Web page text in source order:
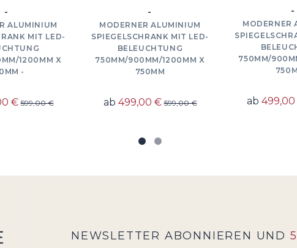
-
ALUMINIUM
MIT LED-
1200MM X
-
€ 599,00 €
-
MODERNER ALUMINIUM
SPIEGELSCHRANK MIT LED-
BELEUCHTUNG
750MM/900MM/1200MM X
750MM
ab 499,00 € 599,00 €
-
MODERNER
750MM/
ab
NEWSLETTER ABONNIEREN UND